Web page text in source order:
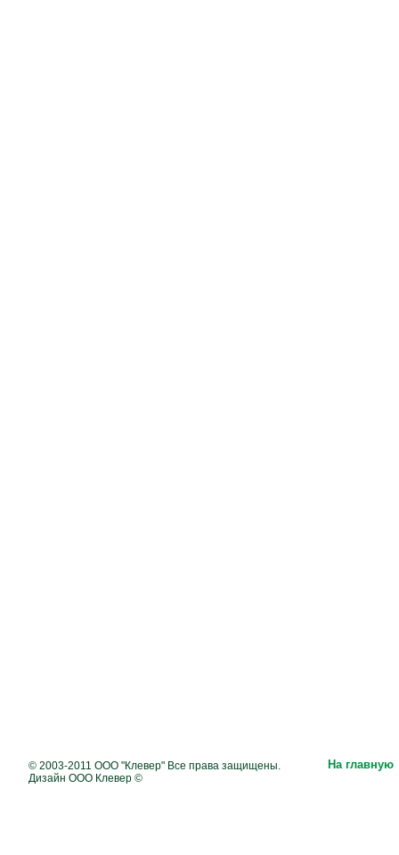
© 2003-2011 ООО "Клевер" Все права защищены.
Дизайн ООО Клевер ©
На главную